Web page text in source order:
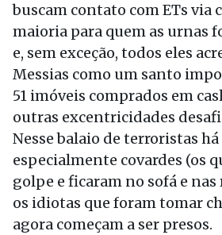
buscam contato com ETs via
maioria para quem as urnas
e, sem exceção, todos eles
Messias como um santo
51 imóveis comprados em
outras excentricidades
Nesse balaio de terroristas
especialmente covardes (os
golpe e ficaram no sofá e nas
os idiotas que foram tomar
agora começam a ser presos.